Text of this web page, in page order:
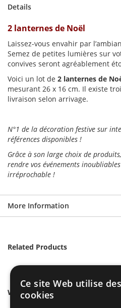
Details
2 lanternes de Noël
Laissez-vous envahir par
Semez de petites lumières sur
convives seront agréablement
Voici un lot de 2 lanternes de
mesurant 26 x 16 cm. Il existe
livraison selon arrivage.
N°1 de la décoration festive sur
références disponibles !
Grâce à son large choix de
rendre vos événements
irréprochable !
More Information
Related Products
We found other products you
Ce site Web utilise des
cookies